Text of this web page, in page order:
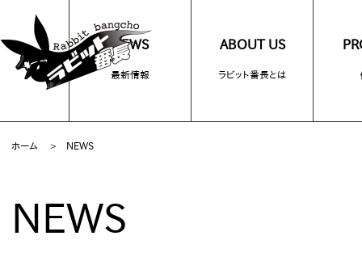
NEWS
最新情報
ABOUT US
ラビット番長とは
ホーム > NEWS
NEWS